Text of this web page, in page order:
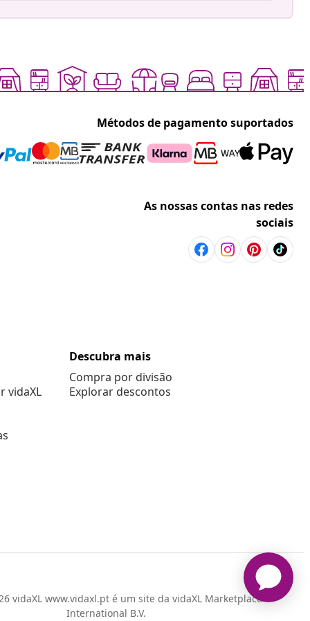
Métodos de pagamento suportados
As nossas contas nas redes
sociais
vidaXL
Descubra mais
Compra por divisão
Explorar descontos
vidaXL www.vidaxl.pt é um site da vidaXL Marketplace
International B.V.